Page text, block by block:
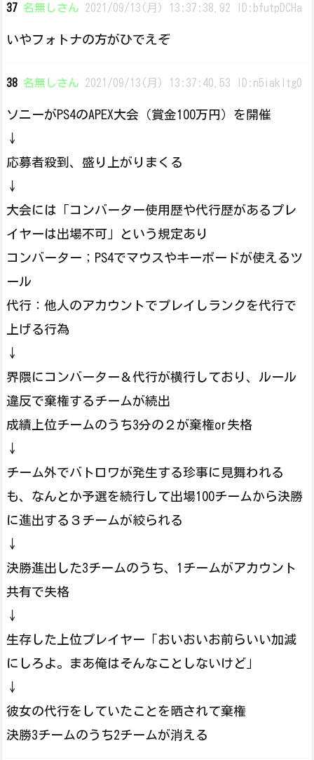
37 名無しさん 2021/09/13(月) 13:37:38.92 ID:bfutpDCHa
いやフォトナの方がひでえぞ
38 名無しさん 2021/09/13(月) 13:37:40.53 ID:n5iakItg0
ソニーがPS4のAPEX大会（賞金100万円）を開催
↓
応募者殺到、盛り上がりまくる
↓
大会には「コンバーター使用歴や代行歴があるプレ
イヤーは出場不可」という規定あり
コンバーター；PS4でマウスやキーボードが使えるツ
ール
代行：他人のアカウントでプレイしランクを代行で
上げる行為
↓
界隈にコンバーター＆代行が横行しており、ルール
違反で棄権するチームが続出
成績上位チームのうち3分の２が棄権or失格
↓
チーム外でバトロワが発生する珍事に見舞われる
も、なんとか予選を続行して出場100チームから決勝
に進出する３チームが絞られる
↓
決勝進出した3チームのうち、1チームがアカウント
共有で失格
↓
生存した上位プレイヤー「おいおいお前らいい加減
にしろよ。まあ俺はそんなことしないけど」
↓
彼女の代行をしていたことを晒されて棄権
決勝3チームのうち2チームが消える